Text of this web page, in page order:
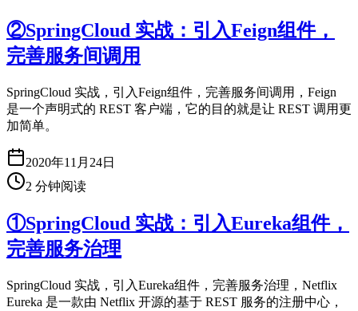
②SpringCloud 实战：引入Feign组件，
完善服务间调用
SpringCloud 实战，引入Feign组件，完善服务间调用，Feign
是一个声明式的 REST 客户端，它的目的就是让 REST 调用更
加简单。
2020年11月24日
2 分钟阅读
①SpringCloud 实战：引入Eureka组件，
完善服务治理
SpringCloud 实战，引入Eureka组件，完善服务治理，Netflix
Eureka 是一款由 Netflix 开源的基于 REST 服务的注册中心，